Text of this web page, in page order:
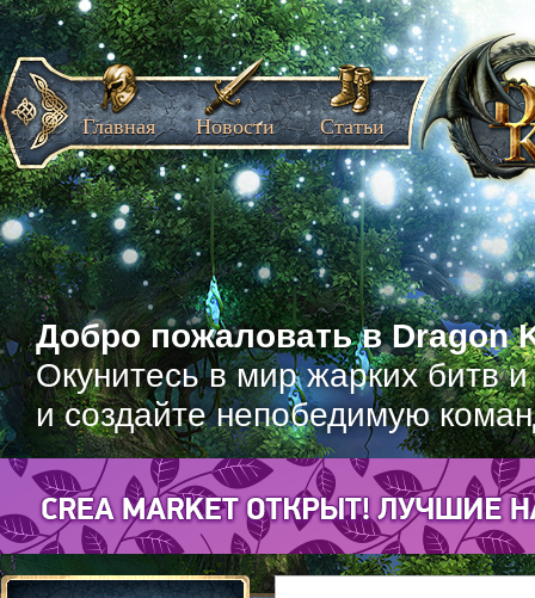
Добро пожаловать в Dragon
Окунитесь в мир жарких битв
и создайте непобедимую
Главная Новости Статьи